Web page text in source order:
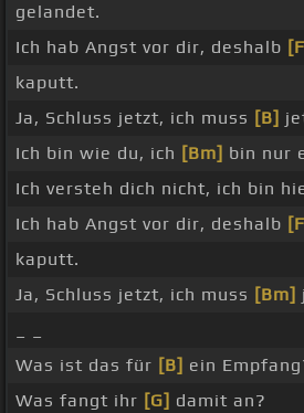
gelandet.
Ich hab Angst vor dir, deshalb
kaputt.
Ja, Schluss jetzt, ich muss [B]
Ich bin wie du, ich [Bm] bin nur
Ich versteh dich nicht, ich bin
Ich hab Angst vor dir, deshalb
kaputt.
Ja, Schluss jetzt, ich muss [Bm]
Was ist das für [B] ein
Was fangt ihr [G] damit an?